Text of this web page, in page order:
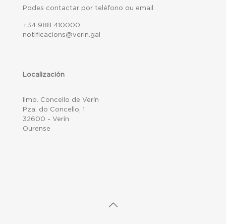
Podes contactar por teléfono ou email
+34 988 410000
notificacions@verin.gal
Localización
Ilmo. Concello de Verín
Pza. do Concello, 1
32600 - Verín
Ourense